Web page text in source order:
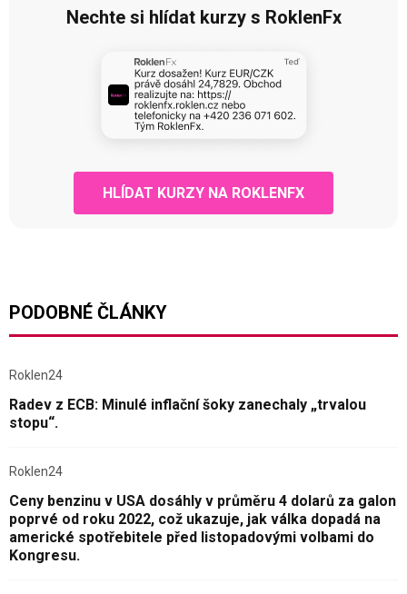
Nechte si hlídat kurzy s RoklenFx
HLÍDAT KURZY NA ROKLENFX
PODOBNÉ ČLÁNKY
Roklen24
Radev z ECB: Minulé inflační šoky zanechaly „trvalou
stopu“.
Roklen24
Ceny benzinu v USA dosáhly v průměru 4 dolarů za galon
poprvé od roku 2022, což ukazuje, jak válka dopadá na
americké spotřebitele před listopadovými volbami do
Kongresu.